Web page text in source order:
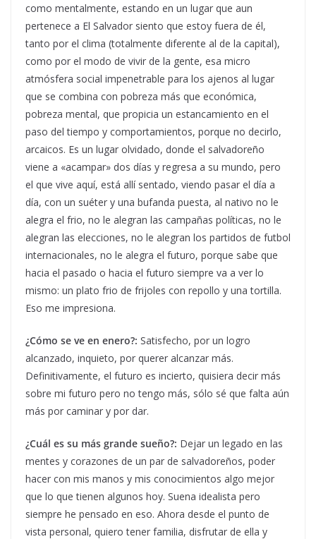
como mentalmente, estando en un lugar que aun
pertenece a El Salvador siento que estoy fuera de él,
tanto por el clima (totalmente diferente al de la capital),
como por el modo de vivir de la gente, esa micro
atmósfera social impenetrable para los ajenos al lugar
que se combina con pobreza más que económica,
pobreza mental, que propicia un estancamiento en el
paso del tiempo y comportamientos, porque no decirlo,
arcaicos. Es un lugar olvidado, donde el salvadoreño
viene a «acampar» dos días y regresa a su mundo, pero
el que vive aquí, está allí sentado, viendo pasar el día a
día, con un suéter y una bufanda puesta, al nativo no le
alegra el frio, no le alegran las campañas políticas, no le
alegran las elecciones, no le alegran los partidos de futbol
internacionales, no le alegra el futuro, porque sabe que
hacia el pasado o hacia el futuro siempre va a ver lo
mismo: un plato frio de frijoles con repollo y una tortilla.
Eso me impresiona.
¿Cómo se ve en enero?: Satisfecho, por un logro
alcanzado, inquieto, por querer alcanzar más.
Definitivamente, el futuro es incierto, quisiera decir más
sobre mi futuro pero no tengo más, sólo sé que falta aún
más por caminar y por dar.
¿Cuál es su más grande sueño?: Dejar un legado en las
mentes y corazones de un par de salvadoreños, poder
hacer con mis manos y mis conocimientos algo mejor
que lo que tienen algunos hoy. Suena idealista pero
siempre he pensado en eso. Ahora desde el punto de
vista personal, quiero tener familia, disfrutar de ella y